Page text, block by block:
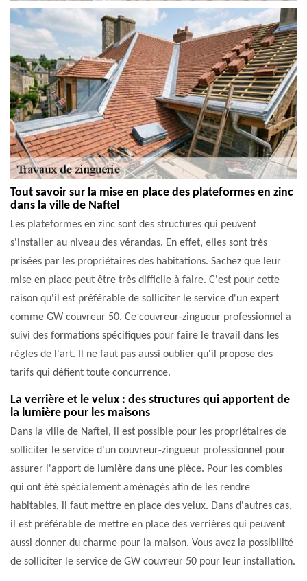
Tout savoir sur la mise en place des plateformes en zinc
dans la ville de Naftel
Les plateformes en zinc sont des structures qui peuvent
s'installer au niveau des vérandas. En effet, elles sont très
prisées par les propriétaires des habitations. Sachez que leur
mise en place peut être très difficile à faire. C'est pour cette
raison qu'il est préférable de solliciter le service d'un expert
comme GW couvreur 50. Ce couvreur-zingueur professionnel a
suivi des formations spécifiques pour faire le travail dans les
règles de l'art. Il ne faut pas aussi oublier qu'il propose des
tarifs qui défient toute concurrence.
La verrière et le velux : des structures qui apportent de
la lumière pour les maisons
Dans la ville de Naftel, il est possible pour les propriétaires de
solliciter le service d'un couvreur-zingueur professionnel pour
assurer l'apport de lumière dans une pièce. Pour les combles
qui ont été spécialement aménagés afin de les rendre
habitables, il faut mettre en place des velux. Dans d'autres cas,
il est préférable de mettre en place des verrières qui peuvent
aussi donner du charme pour la maison. Vous avez la possibilité
de solliciter le service de GW couvreur 50 pour leur installation.